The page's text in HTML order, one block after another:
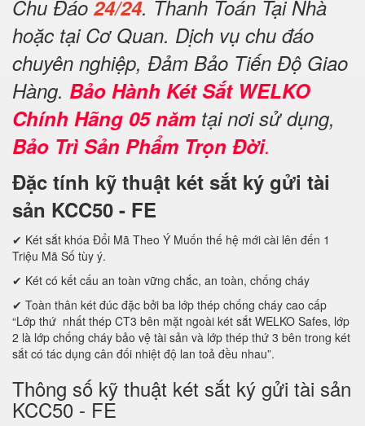
Chu Đáo 24/24. Thanh Toán Tại Nhà
hoặc tại Cơ Quan. Dịch vụ chu đáo
chuyên nghiệp, Đảm Bảo Tiến Độ Giao
Hàng. Bảo Hành Két Sắt WELKO
Chính Hãng 05 năm tại nơi sử dụng,
Bảo Trì Sản Phẩm Trọn Đời.
Đặc tính kỹ thuật két sắt ký gửi tài
sản KCC50 - FE
✔ Két sắt khóa Đổi Mã Theo Ý Muốn thế hệ mới cài lên đến 1
Triệu Mã Số tùy ý.
✔ Két có kết cấu an toàn vững chắc, an toàn, chống cháy
✔ Toàn thân két đúc đặc bởi ba lớp thép chống cháy cao cấp
“Lớp thứ nhất thép CT3 bên mặt ngoài két sắt WELKO Safes, lớp
2 là lớp chống cháy bảo vệ tài sản và lớp thép thứ 3 bên trong két
sắt có tác dụng cân đối nhiệt độ lan toả đều nhau”.
Thông số kỹ thuật két sắt ký gửi tài sản
KCC50 - FE